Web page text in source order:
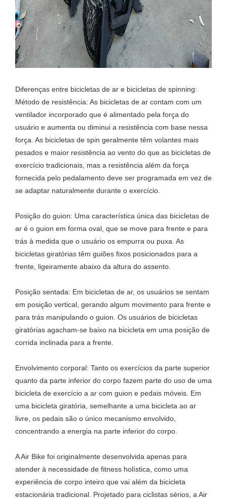
Diferenças entre bicicletas de ar e bicicletas de spinning:
Método de resistência: As bicicletas de ar contam com um
ventilador incorporado que é alimentado pela força do
usuário e aumenta ou diminui a resistência com base nessa
força. As bicicletas de spin geralmente têm volantes mais
pesados e maior resistência ao vento do que as bicicletas de
exercício tradicionais, mas a resistência além da força
fornecida pelo pedalamento deve ser programada em vez de
se adaptar naturalmente durante o exercício.
Posição do guion: Uma característica única das bicicletas de
ar é o guion em forma oval, que se move para frente e para
trás à medida que o usuário os empurra ou puxa. As
bicicletas giratórias têm guiões fixos posicionados para a
frente, ligeiramente abaixo da altura do assento.
Posição sentada: Em bicicletas de ar, os usuários se sentam
em posição vertical, gerando algum movimento para frente e
para trás manipulando o guion. Os usuários de bicicletas
giratórias agacham-se baixo na bicicleta em uma posição de
corrida inclinada para a frente.
Envolvimento corporal: Tanto os exercícios da parte superior
quanto da parte inferior do corpo fazem parte do uso de uma
bicicleta de exercício a ar com guion e pedais móveis. Em
uma bicicleta giratória, semelhante a uma bicicleta ao ar
livre, os pedais são o único mecanismo envolvido,
concentrando a energia na parte inferior do corpo.
A Air Bike foi originalmente desenvolvida apenas para
atender à necessidade de fitness holística, como uma
experiência de corpo inteiro que vai além da bicicleta
estacionária tradicional. Projetado para ciclistas sérios, a Air